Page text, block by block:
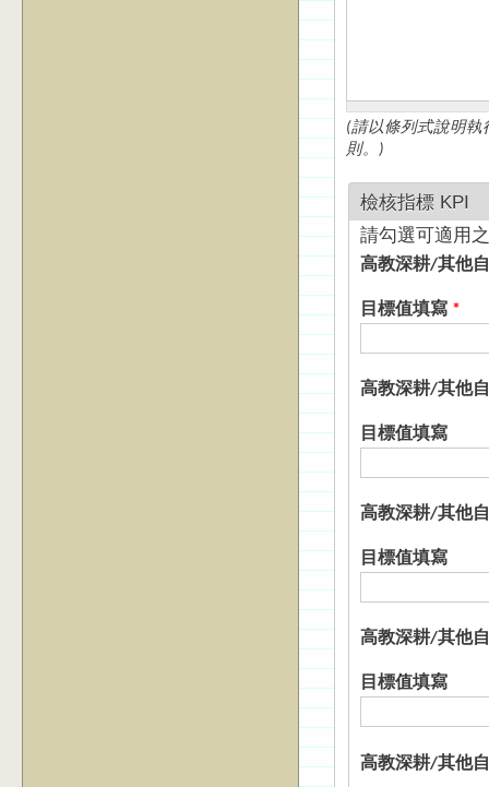
(請以條列式說明執
則。)
檢核指標 KPI
請勾選可適用
高教深耕/其他
目標值填寫 *
高教深耕/其他
目標值填寫
高教深耕/其他
目標值填寫
高教深耕/其他
目標值填寫
高教深耕/其他